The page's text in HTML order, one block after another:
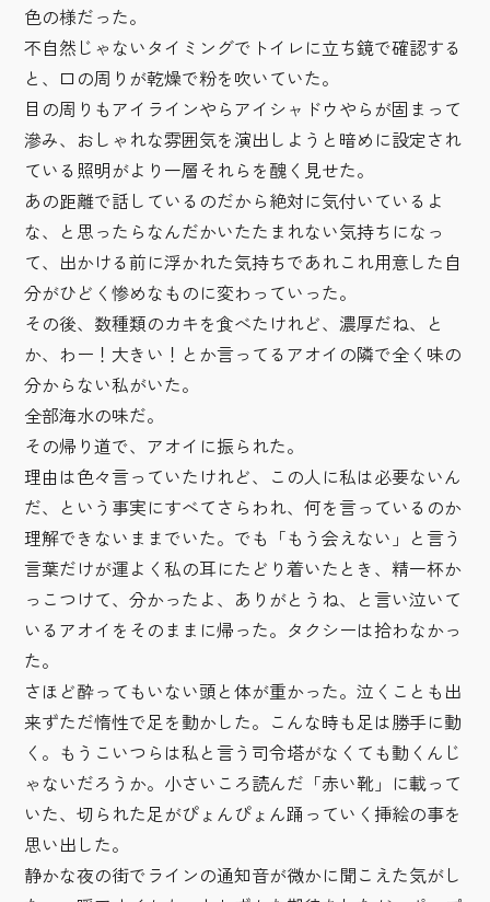
色の様だった。
不自然じゃないタイミングでトイレに立ち鏡で確認する
と、口の周りが乾燥で粉を吹いていた。
目の周りもアイラインやらアイシャドウやらが固まって
滲み、おしゃれな雰囲気を演出しようと暗めに設定され
ている照明がより一層それらを醜く見せた。
あの距離で話しているのだから絶対に気付いているよ
な、と思ったらなんだかいたたまれない気持ちになっ
て、出かける前に浮かれた気持ちであれこれ用意した自
分がひどく惨めなものに変わっていった。
その後、数種類のカキを食べたけれど、濃厚だね、と
か、わー！大きい！とか言ってるアオイの隣で全く味の
分からない私がいた。
全部海水の味だ。
その帰り道で、アオイに振られた。
理由は色々言っていたけれど、この人に私は必要ないん
だ、という事実にすべてさらわれ、何を言っているのか
理解できないままでいた。でも「もう会えない」と言う
言葉だけが運よく私の耳にたどり着いたとき、精一杯か
っこつけて、分かったよ、ありがとうね、と言い泣いて
いるアオイをそのままに帰った。タクシーは拾わなかっ
た。
さほど酔ってもいない頭と体が重かった。泣くことも出
来ずただ惰性で足を動かした。こんな時も足は勝手に動
く。もうこいつらは私と言う司令塔がなくても動くんじ
ゃないだろうか。小さいころ読んだ「赤い靴」に載って
いた、切られた足がぴょんぴょん踊っていく挿絵の事を
思い出した。
静かな夜の街でラインの通知音が微かに聞こえた気がし